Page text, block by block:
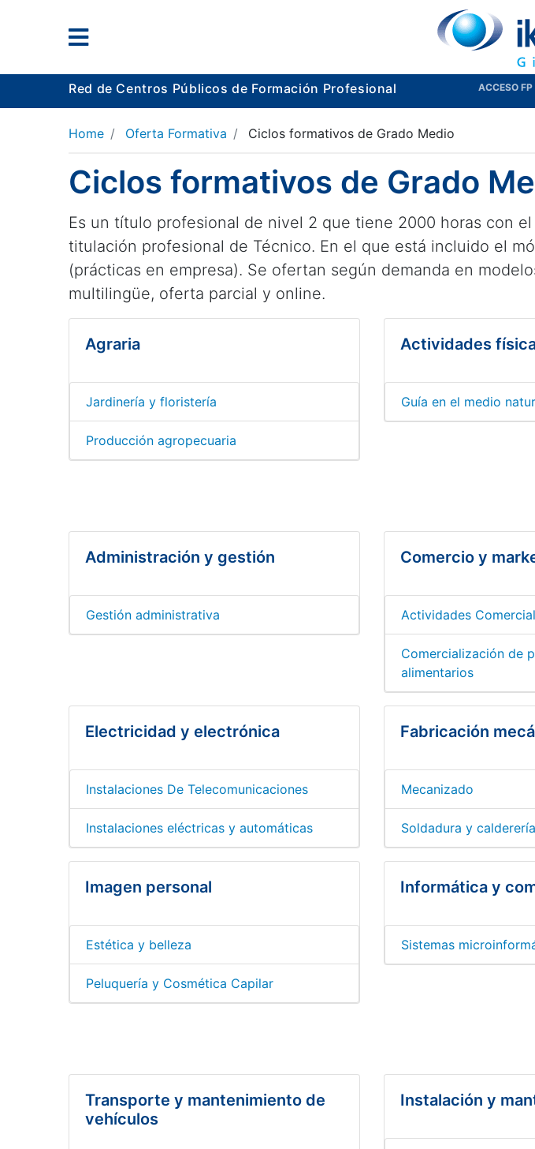
Red de Centros Públicos de Formación Profesional ACCESO FP
Home Oferta Formativa Ciclos formativos de Grado Medio
Ciclos formativos de Grado
Es un título profesional de nivel 2 que tiene 2000 horas con
titulación profesional de Técnico. En el que está incluido el
(prácticas en empresa). Se ofertan según demanda en
multilingüe, oferta parcial y online.
Agraria
Jardinería y floristería
Producción agropecuaria
Actividades
Guía en el medio
Administración y gestión
Gestión administrativa
Comercio y
Actividades
Comercialización de
alimentarios
Electricidad y electrónica
Instalaciones De Telecomunicaciones
Instalaciones eléctricas y automáticas
Fabricación
Mecanizado
Soldadura y calderería
Imagen personal
Estética y belleza
Peluquería y Cosmética Capilar
Informática y
Sistemas
Transporte y mantenimiento de
vehículos
Instalación y